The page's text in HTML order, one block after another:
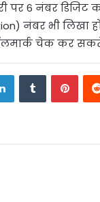
6 नंबर डिजिट
नंबर भी लिखा
चेक कर
LinkedInTumblr